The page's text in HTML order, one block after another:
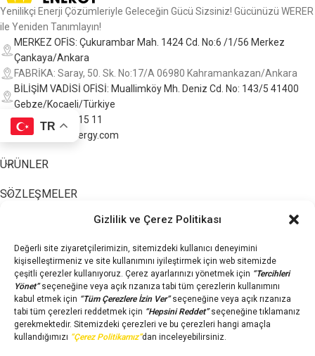
Gizlilik ve Çerez Politikası
Değerli site ziyaretçilerimizin, sitemizdeki kullanıcı deneyimini
kişiselleştirmeniz ve site kullanımını iyileştirmek için web sitemizde
çeşitli çerezler kullanıyoruz. Çerez ayarlarınızı yönetmek için “Tercihleri
Yönet”seçeneğine veya açık rızanıza tabi tüm çerezlerin kullanımını
kabul etmek için “Tüm Çerezlere İzin Ver”seçeneğine veya açık rızanıza
tabi tüm çerezleri reddetmek için “Hepsini Reddet”seçeneğine tıklamanız
gerekmektedir. Sitemizdeki çerezleri ve bu çerezleri hangi amaçla
kullandığımızı “Çerez Politikamız”dan inceleyebilirsiniz.
sistemleri, ihtiyaçlarınıza en uygun
çözümü sunar. Güneş paneli, Off-Grid
invertör ve LFP (Lityum Demir Fosfat)
batarya sistemlerinden oluşan
kuruluma hazır paketler, yüksek
performans ve güvenilirlik ile enerji
ihtiyaçlarınızı karşılamak için
tasarlandı. Bu sistemler, elektrik
şebekesine bağlı kalmadan,
tamamen kendi enerjinizi
Bu Üründe Tüm Bankalara Peşin
Ücretsiz danışmanlık için
0850 (244) 15 11nolu
iletişime geçebilirsiniz.
sistemleri, ihtiyaçlarınıza en uygun
invertör ve LFP (Lityum Demir Fosfat)
batarya sistemlerinden oluşan
performans ve güvenilirlik ile enerji
ihtiyaçlarınızı karşılamak için
0850 (244) 15 11
nolu
iletişime geçebilirsiniz.
Yenilikçi Enerji Çözümleriyle Geleceğin Gücü Sizsiniz! Gücünüzü WERER
ile Yeniden Tanımlayın!
MERKEZ OFİS: Çukurambar Mah. 1424 Cd. No:6 /1/56 Merkez
Çankaya/Ankara
FABRİKA: Saray, 50. Sk. No:17/A 06980 Kahramankazan/Ankara
BİLİŞİM VADİSİ OFİSİ: Muallimköy Mh. Deniz Cd. No: 143/5 41400
Gebze/Kocaeli/Türkiye
+90 (850) 244 15 11
info@wererenergy.com
ÜRÜNLER
SÖZLEŞMELER
Eğitim Merkezi ve Blog
İletişim/SSS
Hesabım
TR